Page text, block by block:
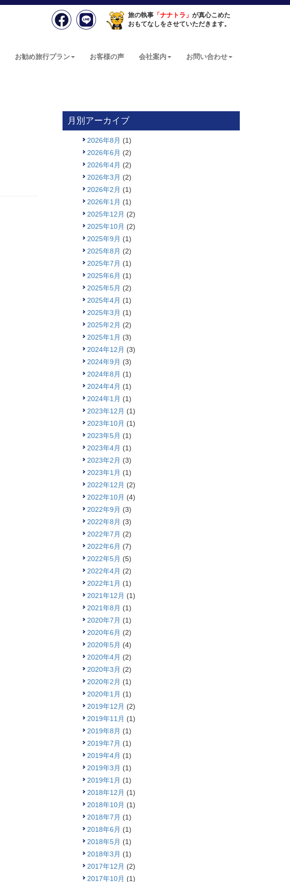
旅の執事「ナナトラ」 が真心こめた
おもてなしをさせていただきます。
お勧め旅行プラン お客様の声 会社案内 お問い合わせ
月別アーカイブ
2026年8月 (1)
2026年6月 (2)
2026年4月 (2)
2026年3月 (2)
2026年2月 (1)
2026年1月 (1)
2025年12月 (2)
2025年10月 (2)
2025年9月 (1)
2025年8月 (2)
2025年7月 (1)
2025年6月 (1)
2025年5月 (2)
2025年4月 (1)
2025年3月 (1)
2025年2月 (2)
2025年1月 (3)
2024年12月 (3)
2024年9月 (3)
2024年8月 (1)
2024年4月 (1)
2024年1月 (1)
2023年12月 (1)
2023年10月 (1)
2023年5月 (1)
2023年4月 (1)
2023年2月 (3)
2023年1月 (1)
2022年12月 (2)
2022年10月 (4)
2022年9月 (3)
2022年8月 (3)
2022年7月 (2)
2022年6月 (7)
2022年5月 (5)
2022年4月 (2)
2022年1月 (1)
2021年12月 (1)
2021年8月 (1)
2020年7月 (1)
2020年6月 (2)
2020年5月 (4)
2020年4月 (2)
2020年3月 (2)
2020年2月 (1)
2020年1月 (1)
2019年12月 (2)
2019年11月 (1)
2019年8月 (1)
2019年7月 (1)
2019年4月 (1)
2019年3月 (1)
2019年1月 (1)
2018年12月 (1)
2018年10月 (1)
2018年7月 (1)
2018年6月 (1)
2018年5月 (1)
2018年3月 (1)
2017年12月 (2)
2017年10月 (1)